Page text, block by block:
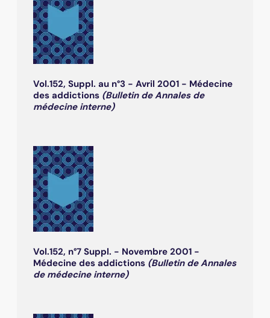
Vol.152, Suppl. au n°3 - Avril 2001 - Médecine
des addictions (Bulletin de Annales de
médecine interne)
Vol.152, n°7 Suppl. - Novembre 2001 -
Médecine des addictions (Bulletin de Annales
de médecine interne)